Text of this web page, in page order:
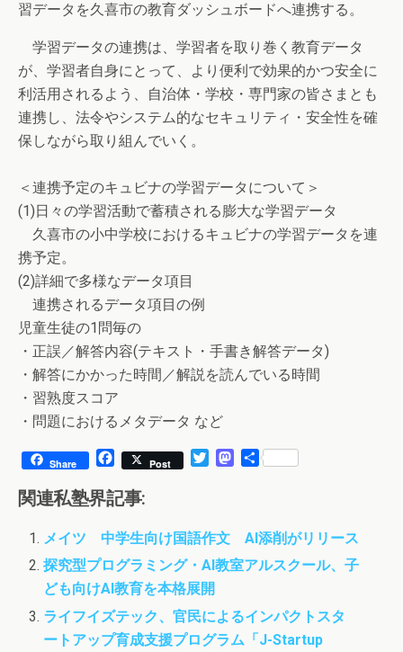
習データを久喜市の教育ダッシュボードへ連携する。
学習データの連携は、学習者を取り巻く教育データ
が、学習者自身にとって、より便利で効果的かつ安全に
利活用されるよう、自治体・学校・専門家の皆さまとも
連携し、法令やシステム的なセキュリティ・安全性を確
保しながら取り組んでいく。
＜連携予定のキュビナの学習データについて＞
(1)日々の学習活動で蓄積される膨大な学習データ
久喜市の小中学校におけるキュビナの学習データを連
携予定。
(2)詳細で多様なデータ項目
連携されるデータ項目の例
児童生徒の1問毎の
・正誤／解答内容(テキスト・手書き解答データ)
・解答にかかった時間／解説を読んでいる時間
・習熟度スコア
・問題におけるメタデータ など
Share
F
c
e
b
o
o
k
Post
t
e
r
M
o
共
関連私塾界記事:
メイツ 中学生向け国語作文 AI添削がリリース
探究型プログラミング・AI教室アルスクール、子
ども向けAI教育を本格展開
ライフイズテック、官民によるインパクトスタ
ートアップ育成支援プログラム「J-Startup